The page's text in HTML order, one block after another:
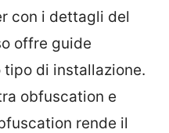
con i dettagli del
offre guide
di installazione.
obfuscation e
rende il